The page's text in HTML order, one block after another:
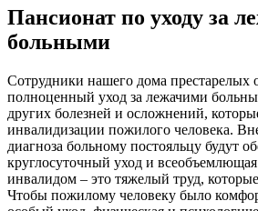
Пансионат по уходу за
больными
Сотрудники нашего дома престарелых
полноценный уход за лежачими
других болезней и осложнений,
инвалидизации пожилого человека.
диагноза больному постояльцу будут
круглосуточный уход и
инвалидом – это тяжелый труд,
Чтобы пожилому человеку было